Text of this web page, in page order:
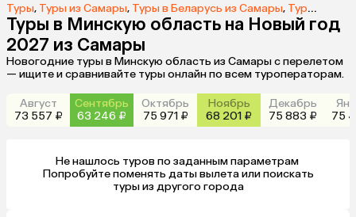
Туры, Туры из Самары, Туры в Беларусь из Самары, Туры в Минскую область из Самары
Туры в Минскую область на Новый год
2027 из Самары
Новогодние туры в Минскую область из Самары с перелетом
— ищите и сравнивайте туры онлайн по всем туроператорам.
Август
73 557 ₽
Сентябрь
63 246 ₽
Октябрь
75 971 ₽
Ноябрь
68 201 ₽
Декабрь
75 883 ₽
75
Не нашлось туров по заданным параметрам
туры из другого города